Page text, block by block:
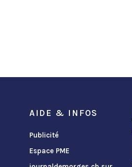
AIDE & INFOS
Publicité
Espace PME